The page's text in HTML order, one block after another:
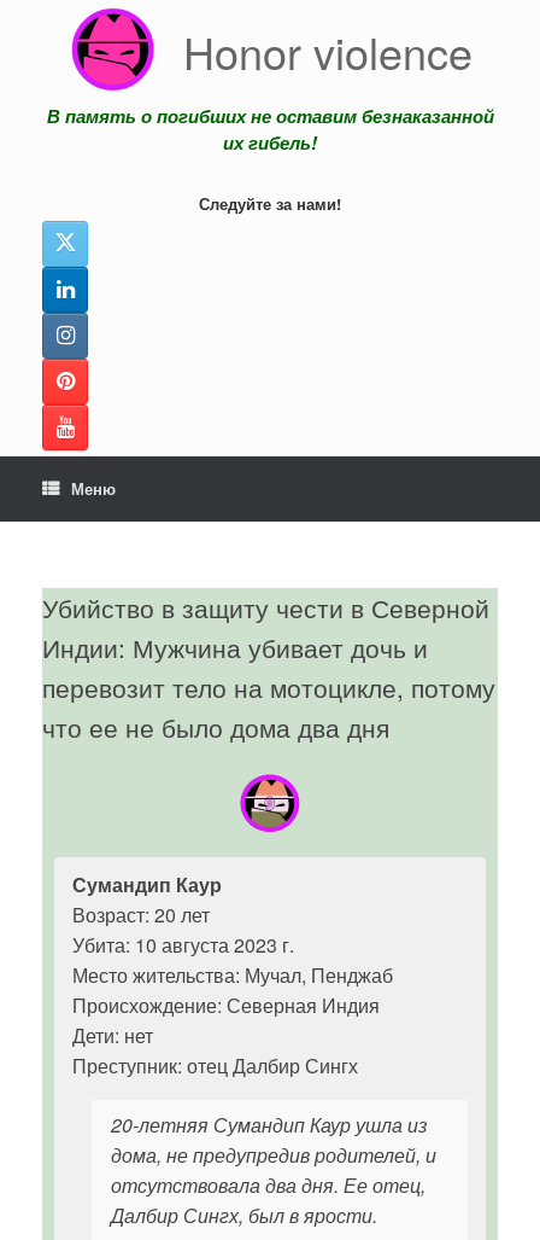
содержанию
Honor violence
В память о погибших не оставим безнаказанной
их гибель!
Следуйте за нами!
Меню
Убийство в защиту чести в Северной
Индии: Мужчина убивает дочь и
перевозит тело на мотоцикле, потому
что ее не было дома два дня
Сумандип Каур
Возраст: 20 лет
Убита: 10 августа 2023 г.
Место жительства: Мучал, Пенджаб
Происхождение: Северная Индия
Дети: нет
Преступник: отец Далбир Сингх
20-летняя Сумандип Каур ушла из
дома, не предупредив родителей, и
отсутствовала два дня. Ее отец,
Далбир Сингх, был в ярости.